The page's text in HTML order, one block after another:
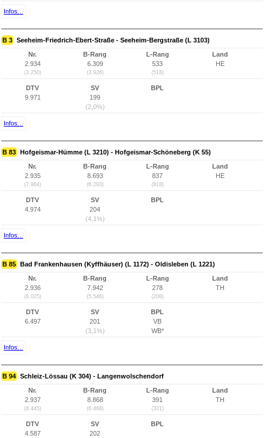
Infos...
B 3 Seeheim-Friedrich-Ebert-Straße - Seeheim-Bergstraße (L 3103)
Nr.
2.934
(3.250)
B-Rang
6.309
(3.926)
L-Rang
533
(518)
Land
HE
DTV
9.971
SV
199
(2,0%)
BPL
Infos...
B 83 Hofgeismar-Hümme (L 3210) - Hofgeismar-Schöneberg (K 55)
Nr.
2.935
(7.964)
B-Rang
8.693
(6.293)
L-Rang
837
(818)
Land
HE
DTV
4.974
SV
204
(4,1%)
BPL
Infos...
B 85 Bad Frankenhausen (Kyffhäuser) (L 1172) - Oldisleben (L 1221)
Nr.
2.936
(8.025)
B-Rang
7.942
(5.546)
L-Rang
278
(208)
Land
TH
DTV
6.497
SV
201
(3,1%)
BPL
VB
WB*
Infos...
B 94 Schleiz-Lössau (K 304) - Langenwolschendorf
Nr.
2.937
(8.445)
B-Rang
8.868
(6.468)
L-Rang
391
(321)
Land
TH
DTV
4.587
SV
202
BPL